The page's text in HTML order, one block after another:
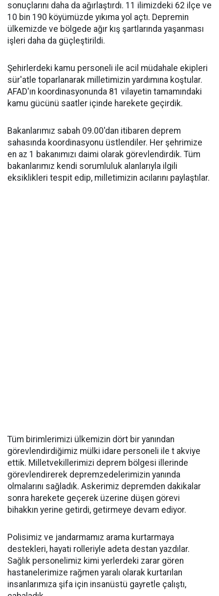
sonuçlarını daha da ağırlaştırdı. 11 ilimizdeki 62 ilçe ve
10 bin 190 köyümüzde yıkıma yol açtı. Depremin
ülkemizde ve bölgede ağır kış şartlarında yaşanması
işleri daha da güçleştirildi.
Şehirlerdeki kamu personeli ile acil müdahale ekipleri
sür'atle toparlanarak milletimizin yardımına koştular.
AFAD'ın koordinasyonunda 81 vilayetin tamamındaki
kamu gücünü saatler içinde harekete geçirdik.
Bakanlarımız sabah 09.00'dan itibaren deprem
sahasında koordinasyonu üstlendiler. Her şehrimize
en az 1 bakanımızı daimi olarak görevlendirdik. Tüm
bakanlarımız kendi sorumluluk alanlarıyla ilgili
eksiklikleri tespit edip, milletimizin acılarını paylaştılar.
Tüm birimlerimizi ülkemizin dört bir yanından
görevlendirdiğimiz mülki idare personeli ile t akviye
ettik. Milletvekillerimizi deprem bölgesi illerinde
görevlendirerek depremzedelerimizin yanında
olmalarını sağladık. Askerimiz depremden dakikalar
sonra harekete geçerek üzerine düşen görevi
bihakkın yerine getirdi, getirmeye devam ediyor.
Polisimiz ve jandarmamız arama kurtarmaya
destekleri, hayati rolleriyle adeta destan yazdılar.
Sağlık personelimiz kimi yerlerdeki zarar gören
hastanelerimize rağmen yaralı olarak kurtarılan
insanlarımıza şifa için insanüstü gayretle çalıştı,